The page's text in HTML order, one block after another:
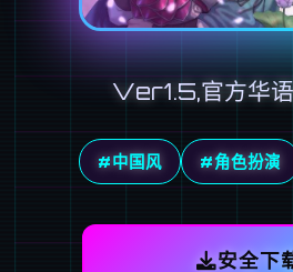
Ver1.5,官方华
#中国风 #角色扮演
安全下